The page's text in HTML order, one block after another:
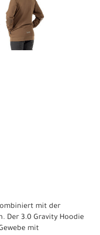
mit der
Der 3.0 Gravity Hoodie
mit